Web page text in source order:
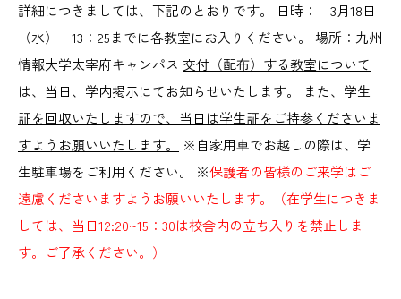
詳細につきましては、下記のとおりです。 日時： 3月18日
（水） 13：25までに各教室にお入りください。 場所：九州
情報大学太宰府キャンパス 交付（配布）する教室について
は、当日、学内掲示にてお知らせいたします。
また、学生
証を回収いたしますので、当日は学生証をご持参くださいま
すようお願いいたします。
※自家用車でお越しの際は、学
生駐車場をご利用ください。 ※保護者の皆様のご来学はご
遠慮くださいますようお願いいたします。（在学生につきま
しては、当日12:20~15：30は校舎内の立ち入りを禁止しま
す。ご了承ください。）